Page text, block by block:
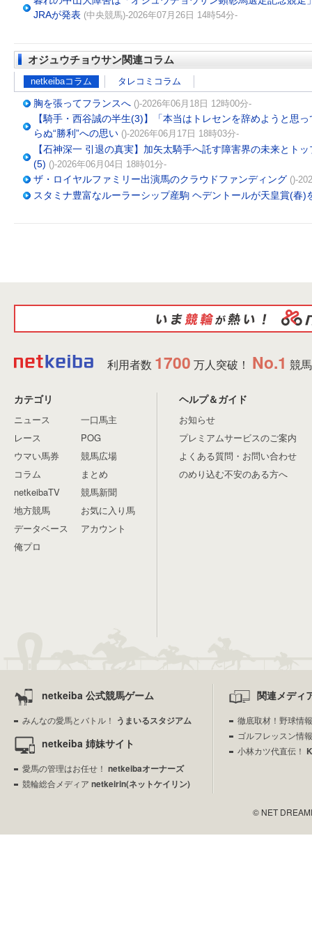
JRAが発表 (中央競馬)-2026年07月26日 14時54分-
オジュウチョウサン関連コラム
netkeibaコラム タレコミコラム
胸を張ってフランスへ ()-2026年06月18日 12時00分-
【騎手・西谷誠の半生(3)】「本当はトレセンを辞めようと思
らぬ“勝利”への思い ()-2026年06月17日 18時03分-
【石神深一 引退の真実】加矢太騎手へ託す障害界の未来とト
(5) ()-2026年06月04日 18時01分-
ザ・ロイヤルファミリー出演馬のクラウドファンディング ()-
スタミナ豊富なルーラーシップ産駒 ヘデントールが天皇賞(春)
利用者数 1700 万人突破！ No.1 競
カテゴリ
ニュース
レース
ウマい馬券
コラム
netkeibaTV
地方競馬
データベース
俺プロ
一口馬主
POG
競馬広場
まとめ
競馬新聞
お気に入り馬
アカウント
ヘルプ＆ガイド
お知らせ
プレミアムサービスのご案内
よくある質問・お問い合わせ
のめり込む不安のある方へ
netkeiba 公式競馬ゲーム
みんなの愛馬とバトル！ うまいるスタジアム
netkeiba 姉妹サイト
愛馬の管理はお任せ！ netkeibaオーナーズ
競輪総合メディア netkeirin(ネットケイリン)
関連メディ
徹底取材！野球情
ゴルフレッスン情
小林カツ代直伝！
© NET